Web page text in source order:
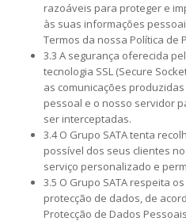
razoáveis para proteger e
às suas informações
Termos da nossa Política de
3.3 A segurança oferecida
tecnologia SSL (Secure
as comunicações
pessoal e o nosso servidor
ser interceptadas.
3.4 O Grupo SATA tenta
possível dos seus clientes
serviço personalizado e
3.5 O Grupo SATA respeita
protecção de dados, de
Protecção de Dados